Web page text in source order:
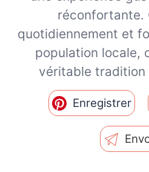
réconfortante.
quotidiennement et
population locale,
véritable tradition
Enregistrer